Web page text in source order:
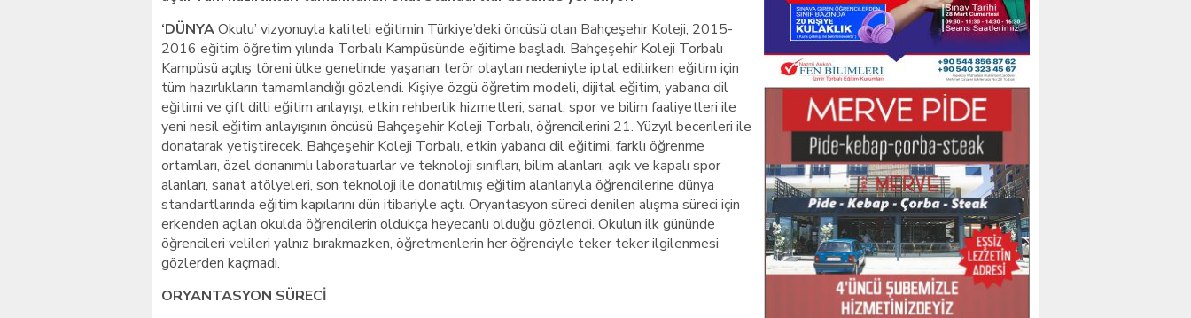
‘DÜNYAOkulu’ vizyonuyla kaliteli eğitimin Türkiye’deki öncüsü olan Bahçeşehir Koleji, 2015-
2016 eğitim öğretim yılında Torbalı Kampüsünde eğitime başladı. Bahçeşehir Koleji Torbalı
Kampüsü açılış töreni ülke genelinde yaşanan terör olayları nedeniyle iptal edilirken eğitim için
tüm hazırlıkların tamamlandığı gözlendi. Kişiye özgü öğretim modeli, dijital eğitim, yabancı dil
eğitimi ve çift dilli eğitim anlayışı, etkin rehberlik hizmetleri, sanat, spor ve bilim faaliyetleri ile
yeni nesil eğitim anlayışının öncüsü Bahçeşehir Koleji Torbalı, öğrencilerini 21. Yüzyıl becerileri ile
donatarak yetiştirecek. Bahçeşehir Koleji Torbalı, etkin yabancı dil eğitimi, farklı öğrenme
ortamları, özel donanımlı laboratuarlar ve teknoloji sınıfları, bilim alanları, açık ve kapalı spor
alanları, sanat atölyeleri, son teknoloji ile donatılmış eğitim alanlarıyla öğrencilerine dünya
standartlarında eğitim kapılarını dün itibariyle açtı. Oryantasyon süreci denilen alışma süreci için
erkenden açılan okulda öğrencilerin oldukça heyecanlı olduğu gözlendi. Okulun ilk gününde
öğrencileri velileri yalnız bırakmazken, öğretmenlerin her öğrenciyle teker teker ilgilenmesi
gözlerden kaçmadı.
ORYANTASYON SÜRECİ